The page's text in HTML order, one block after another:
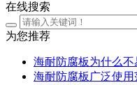
在线搜索
为您推荐
海耐防腐板为什么不
海耐防腐板广泛使用